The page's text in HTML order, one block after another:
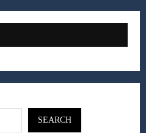
SEARCH